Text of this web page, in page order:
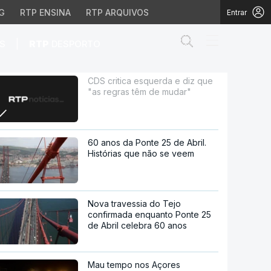
RTP ENSINA RTP ARQUIVOS Entrar
de mudar"
CDS critica esquerda e diz que
"as regras têm de mudar"
60 anos da Ponte 25 de Abril.
Histórias que não se veem
Nova travessia do Tejo
confirmada enquanto Ponte 25
de Abril celebra 60 anos
Mau tempo nos Açores